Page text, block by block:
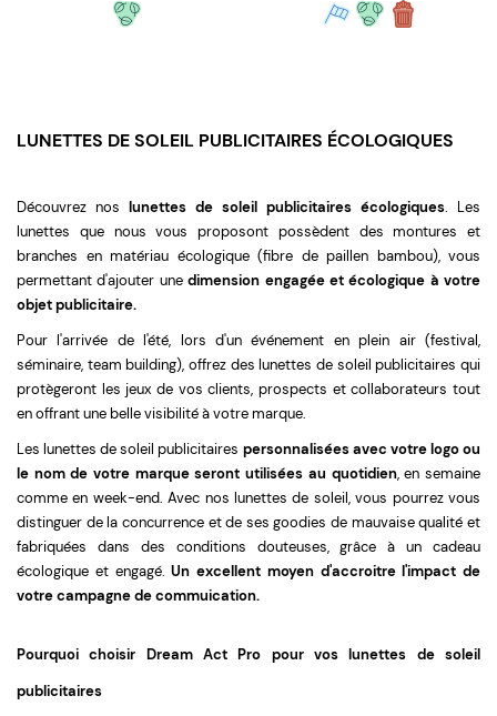
LUNETTES DE SOLEIL PUBLICITAIRES ÉCOLOGIQUES
Découvrez nos lunettes de soleil publicitaires écologiques. Les
lunettes que nous vous proposont possèdent des montures et
branches en matériau écologique (fibre de paillen bambou), vous
permettant d'ajouter unedimension engagée et écologique à votre
objet publicitaire.
Pour l'arrivée de l'été, lors d'un événement en plein air (festival,
séminaire, team building), offrez des lunettes de soleil publicitaires qui
protègeront les jeux de vos clients, prospects et collaborateurs tout
en offrant une belle visibilité à votre marque.
Les lunettes de soleil publicitaires personnalisées avec votre logo ou
le nom de votre marque seront utilisées au quotidien, en semaine
comme en week-end. Avec nos lunettes de soleil, vous pourrez vous
distinguer de la concurrence et de ses goodies de mauvaise qualité et
fabriquées dans des conditions douteuses, grâce à un cadeau
écologique et engagé.Un excellent moyen d'accroitre l'impact de
votre campagne de commuication.
Pourquoi choisir Dream Act Pro pour vos lunettes de soleil
publicitaires